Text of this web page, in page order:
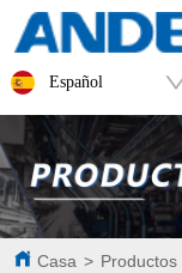
Español
Casa > Productos